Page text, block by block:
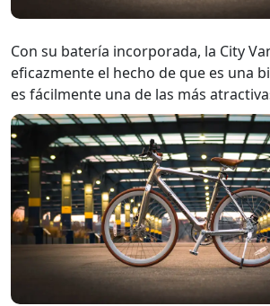
Con su batería incorporada, la City
eficazmente el hecho de que es una
es fácilmente una de las más